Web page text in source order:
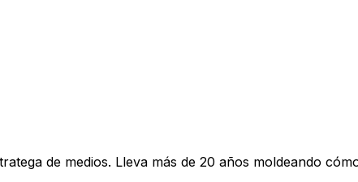
de medios. Lleva más de 20 años moldeando